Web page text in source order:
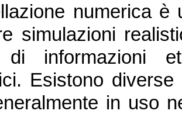
numerica
simulazioni
di informazioni
Esistono
in uso